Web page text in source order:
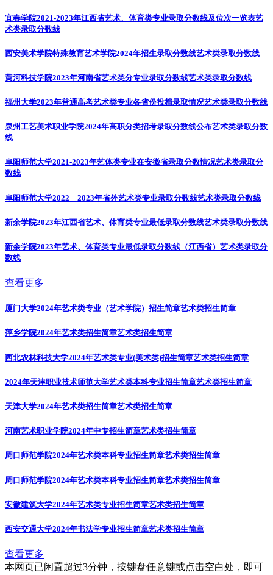
宜春学院2021-2023年江西省艺术、体育类专业录取分数线及位次一览表艺
术类录取分数线
西安美术学院特殊教育艺术学院2024年招生录取分数线艺术类录取分数线
黄河科技学院2023年河南省艺术类分专业录取分数线艺术类录取分数线
福州大学2023年普通高考艺术类专业各省份投档录取情况艺术类录取分数线
泉州工艺美术职业学院2024年高职分类招考录取分数线公布艺术类录取分数
线
阜阳师范大学2021-2023年艺体类专业在安徽省录取分数情况艺术类录取分
数线
阜阳师范大学2022—2023年省外艺术类专业录取分数线艺术类录取分数线
新余学院2023年江西省艺术、体育类专业最低录取分数线艺术类录取分数线
新余学院2023年艺术、体育类专业最低录取分数线（江西省） 艺术类录取分
数线
查看更多
厦门大学2024年艺术类专业（艺术学院）招生简章艺术类招生简章
萍乡学院2024年艺术类招生简章艺术类招生简章
西北农林科技大学2024年艺术类专业(美术类)招生简章艺术类招生简章
2024年天津职业技术师范大学艺术类本科专业招生简章艺术类招生简章
天津大学2024年艺术类招生简章艺术类招生简章
河南艺术职业学院2024年中专招生简章艺术类招生简章
周口师范学院2024年艺术类本科专业招生简章艺术类招生简章
周口师范学院2024年艺术类本科专业招生简章艺术类招生简章
安徽建筑大学2024年艺术类专业招生简章艺术类招生简章
西安交通大学2024年书法学专业招生简章艺术类招生简章
查看更多
本网页已闲置超过3分钟，按键盘任意键或点击空白处，即可